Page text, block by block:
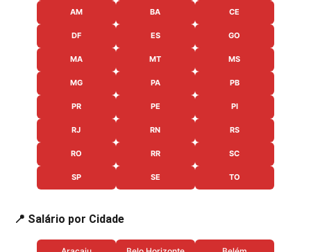
AM BA CE
DF ES GO
MA MT MS
MG PA PB
PR PE PI
RJ RN RS
RO RR SC
SP SE TO
📍 Salário por Cidade